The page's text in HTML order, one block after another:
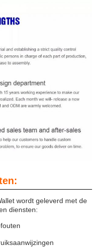
wordt geleverd met de
diensten: